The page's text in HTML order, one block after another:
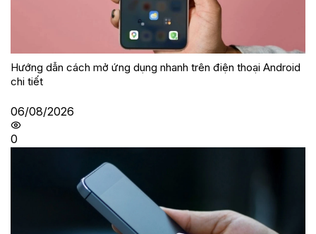
Hướng dẫn cách mở ứng dụng nhanh trên điện thoại Android
chi tiết
06/08/2026
0